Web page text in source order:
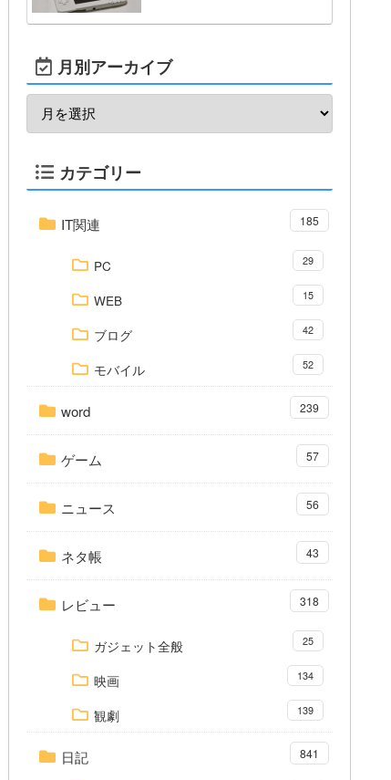
月別アーカイブ
カテゴリー
IT関連 185
PC 29
WEB 15
ブログ 42
モバイル 52
word 239
ゲーム 57
ニュース 56
ネタ帳 43
レビュー 318
ガジェット全般 25
映画 134
観劇 139
日記 841